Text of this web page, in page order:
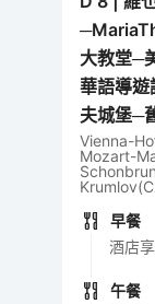
大教堂─
華語導
夫城堡─
Vienna-
Mozart-
早餐
酒店
午餐